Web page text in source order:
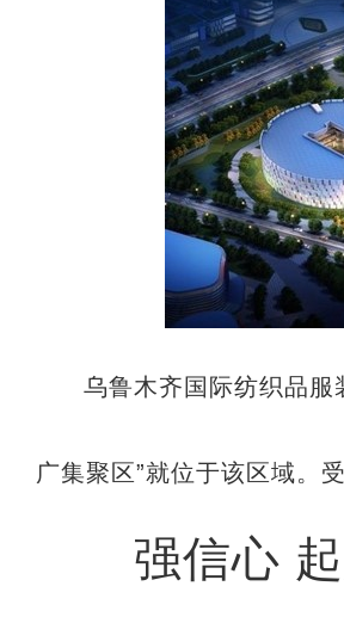
乌鲁木齐国际纺织品服
广集聚区”就位于该区域。
强信心 起